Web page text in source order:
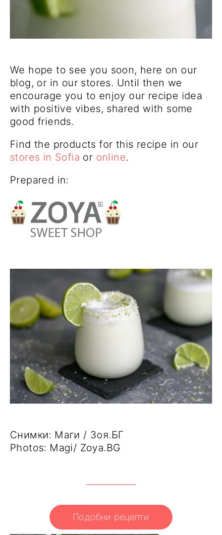
We hope to see you soon, here on our
blog, or in our stores. Until then we
encourage you to enjoy our recipe idea
with positive vibes, shared with some
good friends.
Find the products for this recipe in our
stores in Sofia or online.
Prepared in:
Снимки: Маги / Зоя.БГ
Photos: Magi/ Zoya.BG
Подобни рецепти